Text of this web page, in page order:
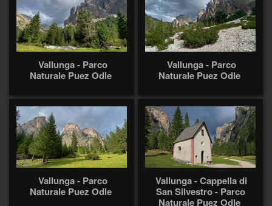
Vallunga - Parco
Naturale Puez Odle
Vallunga - Parco
Naturale Puez Odle
Vallunga - Parco
Naturale Puez Odle
Vallunga - Cappella di
San Silvestro - Parco
Naturale Puez Odle